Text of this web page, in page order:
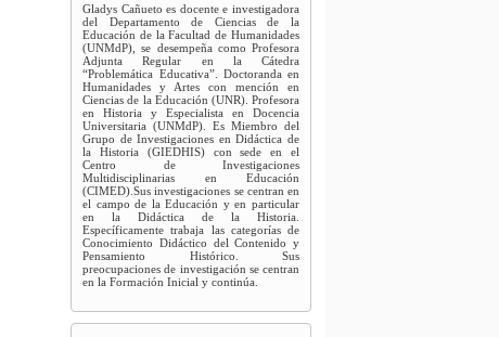
Gladys Cañueto es docente e investigadora
del Departamento de Ciencias de la
Educación de la Facultad de Humanidades
(UNMdP), se desempeña como Profesora
Adjunta Regular en la Cátedra
“Problemática Educativa”. Doctoranda en
Humanidades y Artes con mención en
Ciencias de la Educación (UNR). Profesora
en Historia y Especialista en Docencia
Universitaria (UNMdP). Es Miembro del
Grupo de Investigaciones en Didáctica de
la Historia (GIEDHIS) con sede en el
Centro de Investigaciones
Multidisciplinarias en Educación
(CIMED).Sus investigaciones se centran en
el campo de la Educación y en particular
en la Didáctica de la Historia.
Específicamente trabaja las categorías de
Conocimiento Didáctico del Contenido y
Pensamiento Histórico. Sus
preocupaciones de investigación se centran
en la Formación Inicial y continúa.